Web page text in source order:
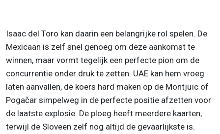
Isaac del Toro kan daarin een belangrijke rol spelen. De
Mexicaan is zelf snel genoeg om deze aankomst te
winnen, maar vormt tegelijk een perfecte pion om de
concurrentie onder druk te zetten. UAE kan hem vroeg
laten aanvallen, de koers hard maken op de Montjuïc of
Pogačar simpelweg in de perfecte positie afzetten voor
de laatste explosie. De ploeg heeft meerdere kaarten,
terwijl de Sloveen zelf nog altijd de gevaarlijkste is.